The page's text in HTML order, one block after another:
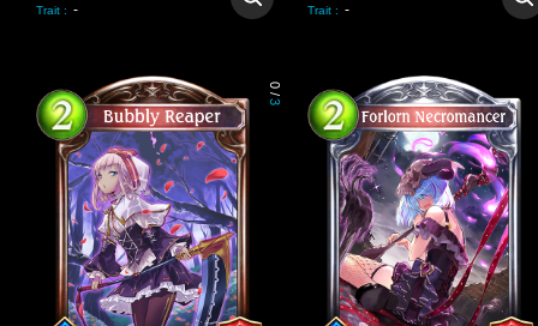
Trait : - Trait : -
0
/
3